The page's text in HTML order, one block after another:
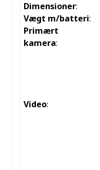
Dimensioner:
Vægt m/batteri:
Primært
kamera:
Video: